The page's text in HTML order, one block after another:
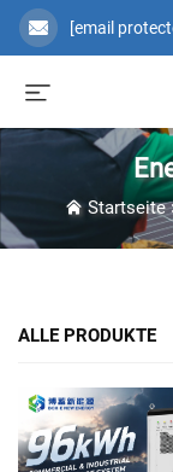
[email
Startseite
ALLE PRODUKTE